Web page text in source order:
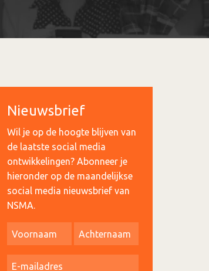
Nieuwsbrief
Wil je op de hoogte blijven van
de laatste social media
ontwikkelingen? Abonneer je
hieronder op de maandelijkse
social media nieuwsbrief van
NSMA.